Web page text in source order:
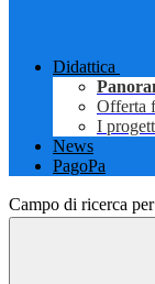
Didattica
Offerta
I
News
PagoPa
Campo di ricerca